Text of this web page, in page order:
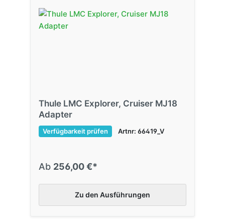
Thule LMC Explorer, Cruiser MJ18
Adapter
Verfügbarkeit prüfen Artnr: 66419_V
Ab 256,00 €*
Zu den Ausführungen